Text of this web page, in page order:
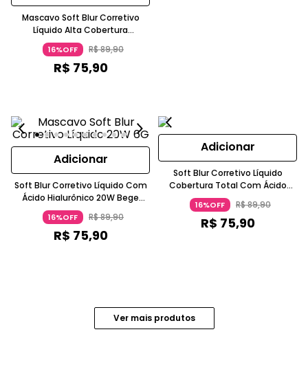
Mascavo Soft Blur Corretivo
Líquido Alta Cobertura
Acabamento Natural Bege Claro
MASCAVO
16%OFF R$89,90
R$ 75,90
Adicionar
Soft Blur Corretivo Líquido Com
Ácido Hialurônico 20W Bege
Claro MASCAVO
16%OFF R$89,90
R$ 75,90
Adicionar
Soft Blur Corretivo Líquido
Cobertura Total Com Ácido
Hialurônico Caramelo 35W
MASCAVO
16%OFF R$89,90
R$ 75,90